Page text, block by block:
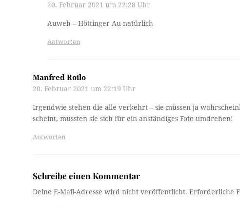
20. Februar 2021 um 22:28 Uhr
Auweh – Höttinger Au natürlich
Antworten
Manfred Roilo
20. Februar 2021 um 22:19 Uhr
Irgendwie stehen die alle verkehrt – sie müssen ja
scheint, mussten sie sich für ein anständiges Foto umdrehen!
Antworten
Schreibe einen Kommentar
Deine E-Mail-Adresse wird nicht veröffentlicht. Erforderliche